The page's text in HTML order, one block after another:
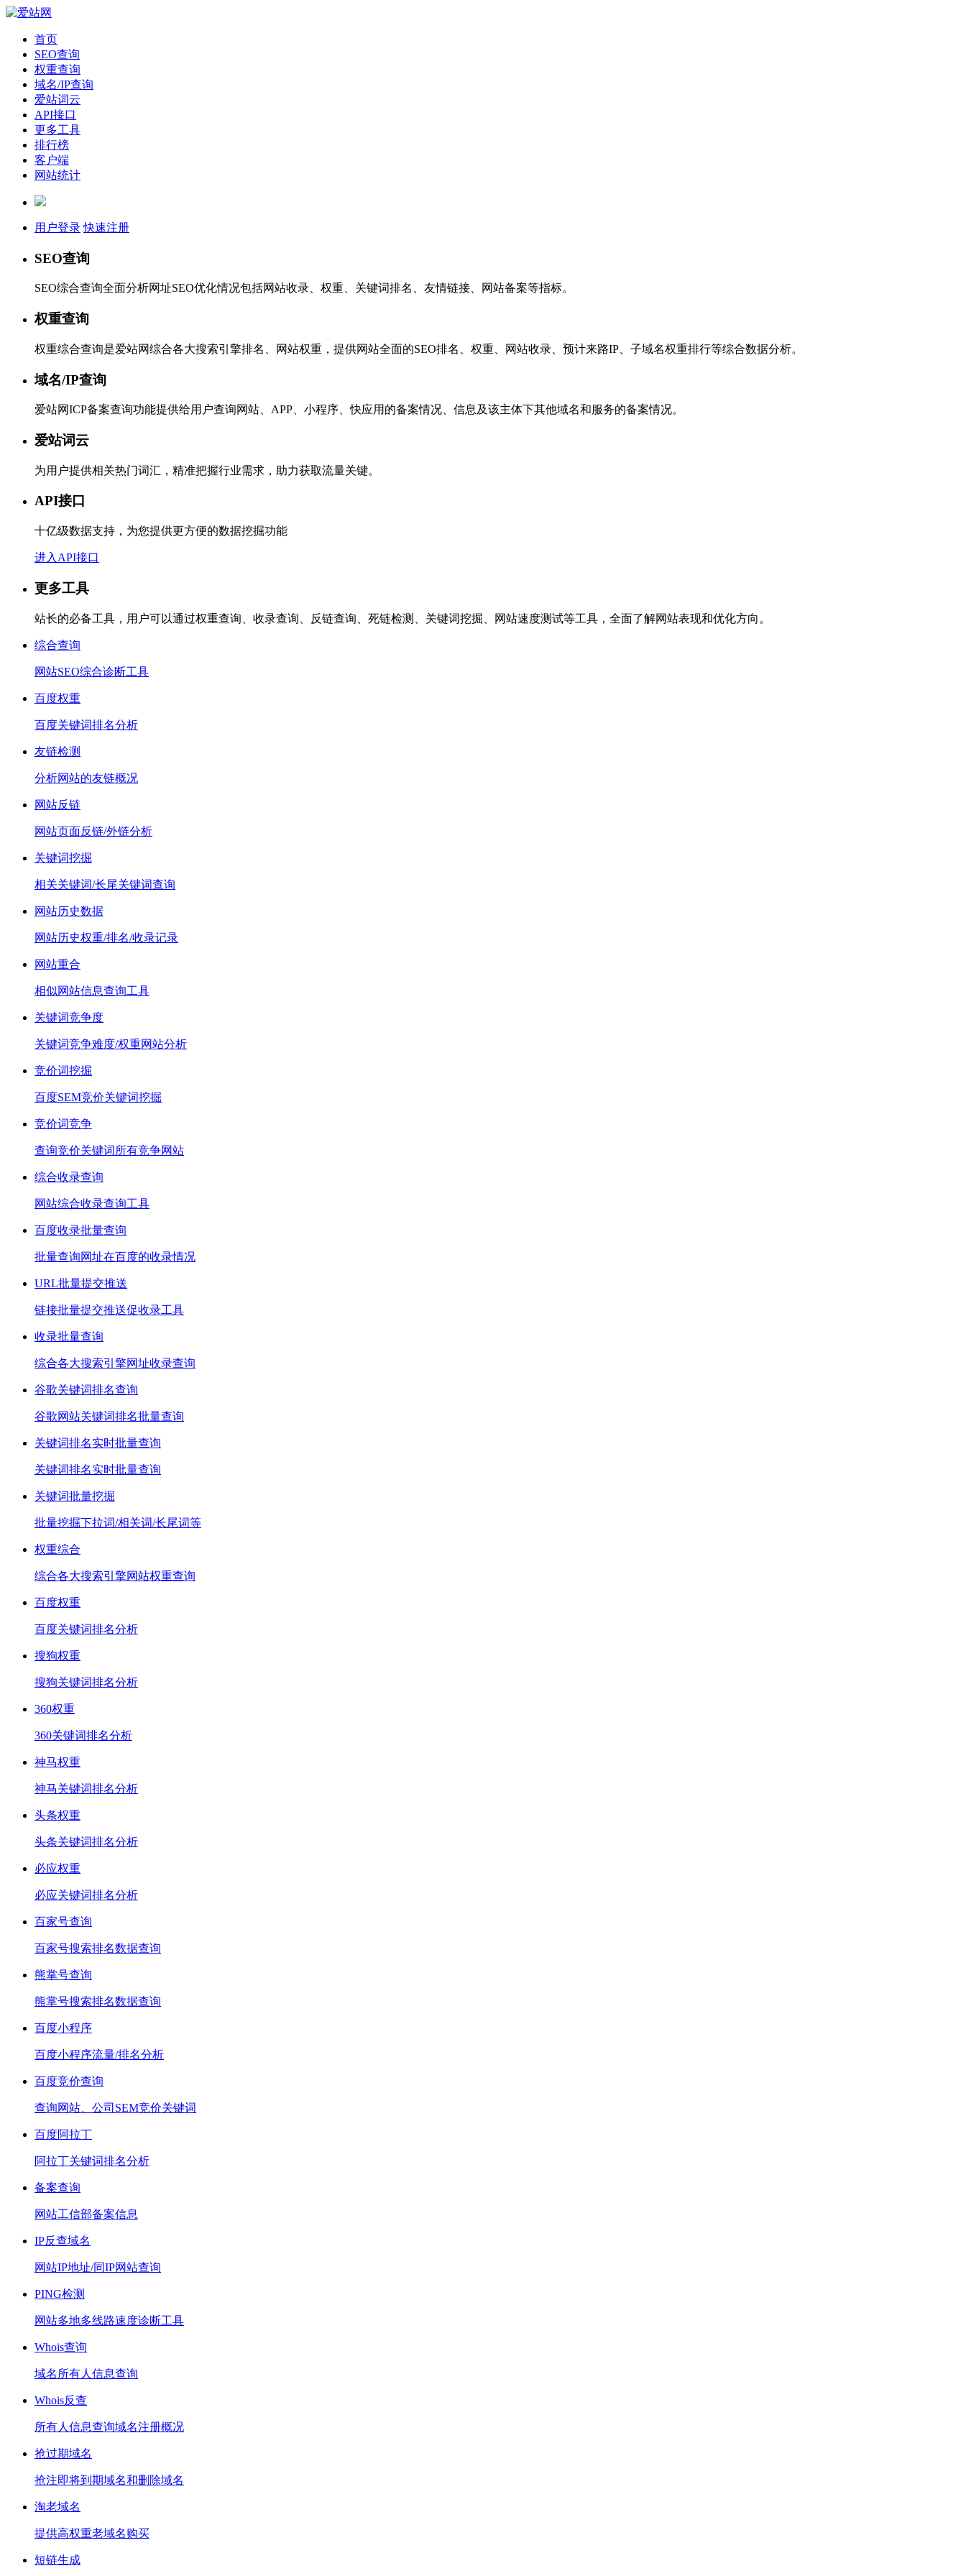
首页
SEO查询
权重查询
域名/IP查询
爱站词云
API接口
更多工具
排行榜
客户端
网站统计
用户登录 快速注册
SEO查询
SEO综合查询全面分析网址SEO优化情况包括网站收录、权重、关键词排名、友情链接、网站备案等指标。
权重查询
权重综合查询是爱站网综合各大搜索引擎排名、网站权重，提供网站全面的SEO排名、权重、网站收录、预计来路IP、子域名权重排行等综合数据分析。
域名/IP查询
爱站网ICP备案查询功能提供给用户查询网站、APP、小程序、快应用的备案情况、信息及该主体下其他域名和服务的备案情况。
爱站词云
为用户提供相关热门词汇，精准把握行业需求，助力获取流量关键。
API接口
十亿级数据支持，为您提供更方便的数据挖掘功能
进入API接口
更多工具
站长的必备工具，用户可以通过权重查询、收录查询、反链查询、死链检测、关键词挖掘、网站速度测试等工具，全面了解网站表现和优化方向。
综合查询
网站SEO综合诊断工具
百度权重
百度关键词排名分析
友链检测
分析网站的友链概况
网站反链
网站页面反链/外链分析
关键词挖掘
相关关键词/长尾关键词查询
网站历史数据
网站历史权重/排名/收录记录
网站重合
相似网站信息查询工具
关键词竞争度
关键词竞争难度/权重网站分析
竞价词挖掘
百度SEM竞价关键词挖掘
竞价词竞争
查询竞价关键词所有竞争网站
综合收录查询
网站综合收录查询工具
百度收录批量查询
批量查询网址在百度的收录情况
URL批量提交推送
链接批量提交推送促收录工具
收录批量查询
综合各大搜索引擎网址收录查询
谷歌关键词排名查询
谷歌网站关键词排名批量查询
关键词排名实时批量查询
关键词排名实时批量查询
关键词批量挖掘
批量挖掘下拉词/相关词/长尾词等
权重综合
综合各大搜索引擎网站权重查询
百度权重
百度关键词排名分析
搜狗权重
搜狗关键词排名分析
360权重
360关键词排名分析
神马权重
神马关键词排名分析
头条权重
头条关键词排名分析
必应权重
必应关键词排名分析
百家号查询
百家号搜索排名数据查询
熊掌号查询
熊掌号搜索排名数据查询
百度小程序
百度小程序流量/排名分析
百度竞价查询
查询网站、公司SEM竞价关键词
百度阿拉丁
阿拉丁关键词排名分析
备案查询
网站工信部备案信息
IP反查域名
网站IP地址/同IP网站查询
PING检测
网站多地多线路速度诊断工具
Whois查询
域名所有人信息查询
Whois反查
所有人信息查询域名注册概况
抢过期域名
抢注即将到期域名和删除域名
淘老域名
提供高权重老域名购买
短链生成